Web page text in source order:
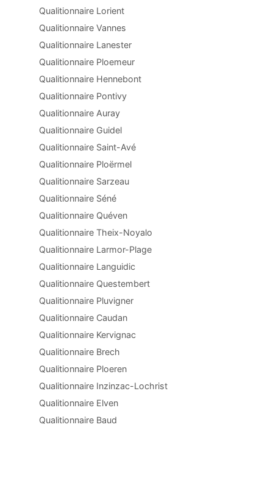
Qualitionnaire Lorient
Qualitionnaire Vannes
Qualitionnaire Lanester
Qualitionnaire Ploemeur
Qualitionnaire Hennebont
Qualitionnaire Pontivy
Qualitionnaire Auray
Qualitionnaire Guidel
Qualitionnaire Saint-Avé
Qualitionnaire Ploërmel
Qualitionnaire Sarzeau
Qualitionnaire Séné
Qualitionnaire Quéven
Qualitionnaire Theix-Noyalo
Qualitionnaire Larmor-Plage
Qualitionnaire Languidic
Qualitionnaire Questembert
Qualitionnaire Pluvigner
Qualitionnaire Caudan
Qualitionnaire Kervignac
Qualitionnaire Brech
Qualitionnaire Ploeren
Qualitionnaire Inzinzac-Lochrist
Qualitionnaire Elven
Qualitionnaire Baud